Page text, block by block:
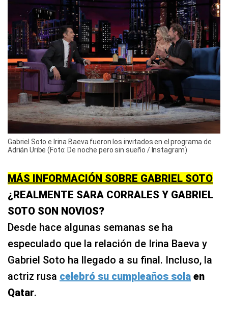
Gabriel Soto e Irina Baeva fueron los invitados en el programa de
Adrián Uribe (Foto: De noche pero sin sueño / Instagram)
MÁS INFORMACIÓN SOBRE GABRIEL SOTO
¿REALMENTE SARA CORRALES Y GABRIEL
SOTO SON NOVIOS?
Desde hace algunas semanas se ha
especulado que la relación de Irina Baeva y
Gabriel Soto ha llegado a su final. Incluso, la
actriz rusa celebró su cumpleaños sola en
Qatar.